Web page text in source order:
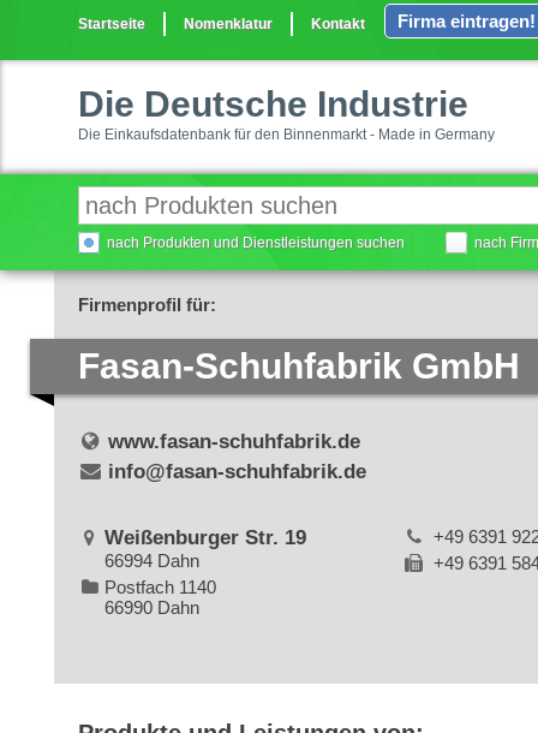
Startseite Nomenklatur Kontakt Firma eintragen!
Die Deutsche Industrie
Die Einkaufsdatenbank für den Binnenmarkt - Made in Germany
nach Produkten und Dienstleistungen suchen nach
Firmenprofil für:
Fasan-Schuhfabrik GmbH
www.fasan-schuhfabrik.de
info@fasan-schuhfabrik.de
Weißenburger Str. 19
66994 Dahn
Postfach 1140
66990 Dahn
+49 6391
+49 6391